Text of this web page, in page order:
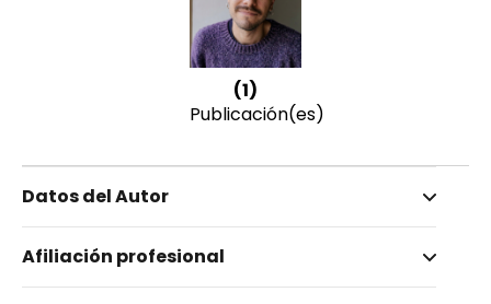
(1)
Publicación(es)
Datos del Autor
Pichel-Vázquez, Alexandre
Afiliación profesional